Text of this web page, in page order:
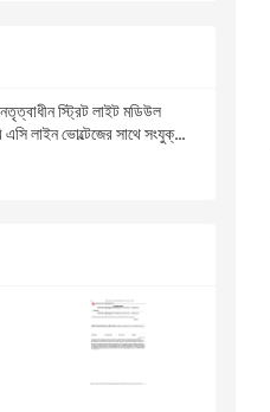
স্ট্রিট লাইট মডিউল
লাইন ভোল্টেজের সাথে সংযুক্ত